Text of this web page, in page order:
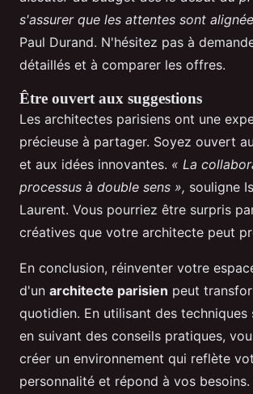
s'assurer que les attentes sont
Paul Durand. N'hésitez pas à
détaillés et à comparer les offres.
Être ouvert aux suggestions
Les architectes parisiens ont une
précieuse à partager. Soyez ouvert
et aux idées innovantes. « La
processus à double sens », souligne
Laurent. Vous pourriez être surpris
créatives que votre architecte peut
En conclusion, réinventer votre
d'un architecte parisien peut
quotidien. En utilisant des techniques
en suivant des conseils pratiques,
créer un environnement qui reflète
personnalité et répond à vos besoins.